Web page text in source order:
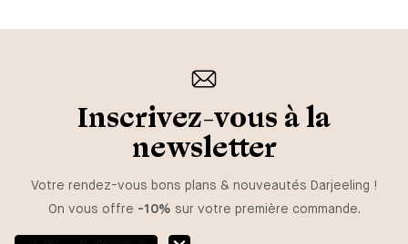
Inscrivez-vous à la
newsletter
Votre rendez-vous bons plans & nouveautés Darjeeling !
On vous offre -10% sur votre première commande.